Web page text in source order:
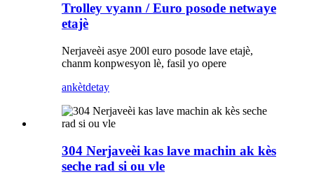
Trolley vyann / Euro posode netwaye
etajè
Nerjaveèi asye 200l euro posode lave etajè,
chanm konpwesyon lè, fasil yo opere
ankètdetay
304 Nerjaveèi kas lave machin ak kès
seche rad si ou vle